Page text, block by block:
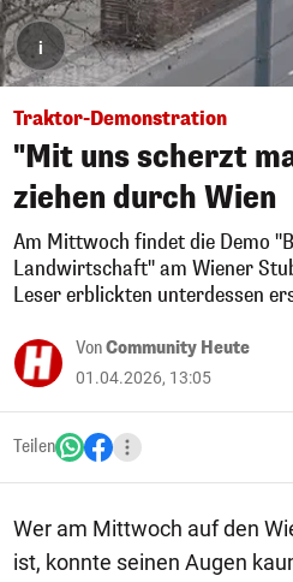
i
Traktor-Demonstration
"Mit uns scherzt
ziehen durch Wien
Am Mittwoch findet die Demo
Landwirtschaft" am Wiener
Leser erblickten unterdessen
VonCommunity Heute
01.04.2026, 13:05
Teilen
Wer am Mittwoch auf den
ist, konnte seinen Augen